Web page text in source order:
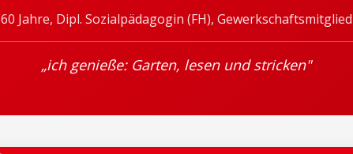
60 Jahre, Dipl. Sozialpädagogin (FH), Gewerkschaftsmitglied
„ich genieße: Garten, lesen und stricken"